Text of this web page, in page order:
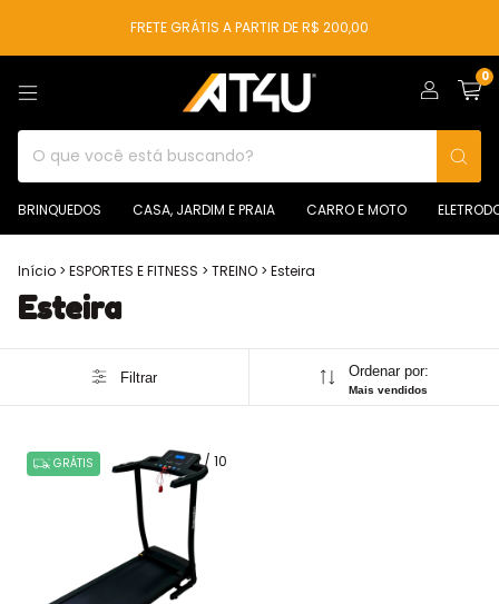
FRETE GRÁTIS A PARTIR DE R$ 200,00
0
BRINQUEDOS CASA, JARDIM E PRAIA CARRO E MOTO
Início > ESPORTES E FITNESS > TREINO > Esteira
Esteira
Filtrar Ordenar por:
Mais vendidos
1/ 10
GRÁTIS